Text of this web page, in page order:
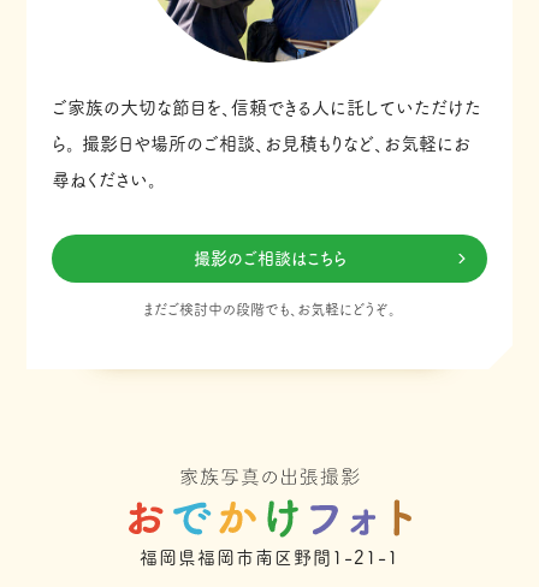
ご家族の大切な節目を、信頼できる人に託していただけた
ら。
撮影日や場所のご相談、お見積もりなど、お気軽にお
尋ねください。
撮影のご相談はこちら
まだご検討中の段階でも、お気軽にどうぞ。
福岡県福岡市南区野間1-21-1